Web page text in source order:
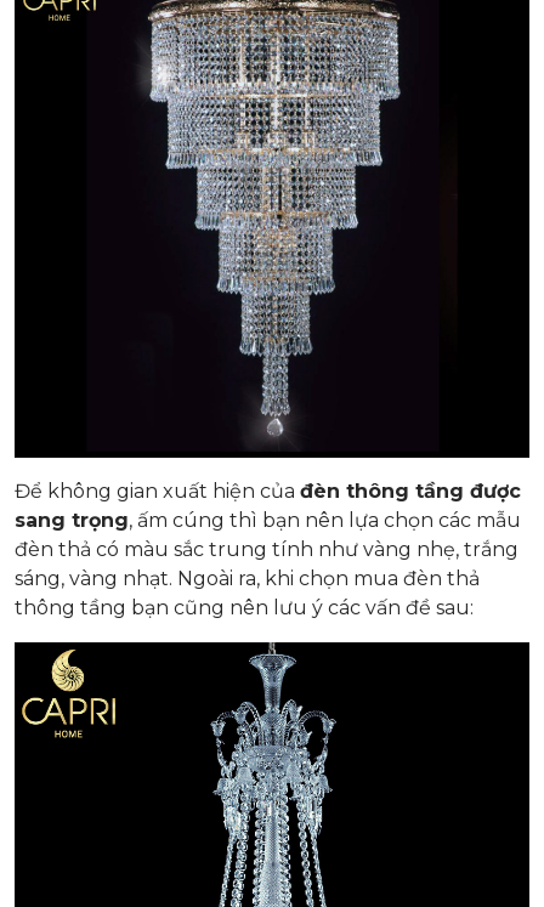
Để không gian xuất hiện của đèn thông tầng được
sang trọng, ấm cúng thì bạn nên lựa chọn các mẫu
đèn thả có màu sắc trung tính như vàng nhẹ, trắng
sáng, vàng nhạt. Ngoài ra, khi chọn mua đèn thả
thông tầng bạn cũng nên lưu ý các vấn đề sau: